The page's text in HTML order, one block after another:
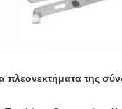
πλεονεκτήματα της